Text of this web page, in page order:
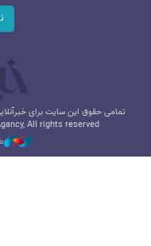
تمامی حقوق این سایت برای
All rights reserved